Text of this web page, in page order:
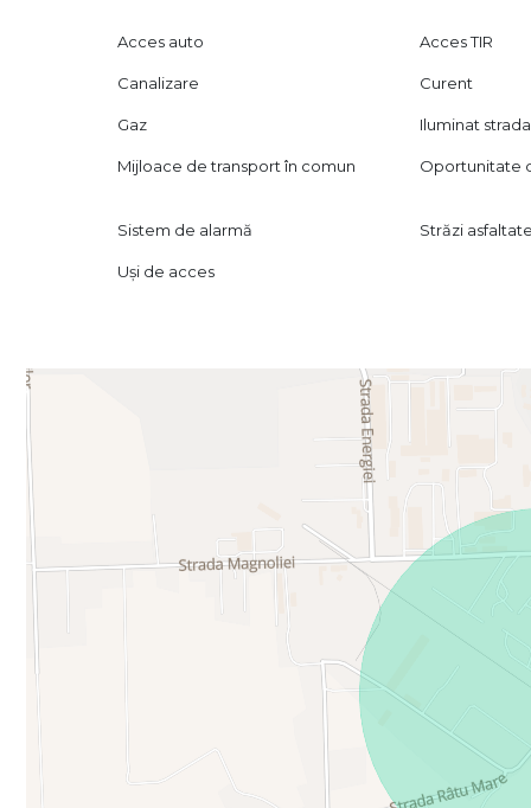
Acces auto Acces TIR
Canalizare Curent
Gaz Iluminat
Mijloace de transport în comun Oportunitate
Sistem de alarmă Străzi asfaltate
Uși de acces